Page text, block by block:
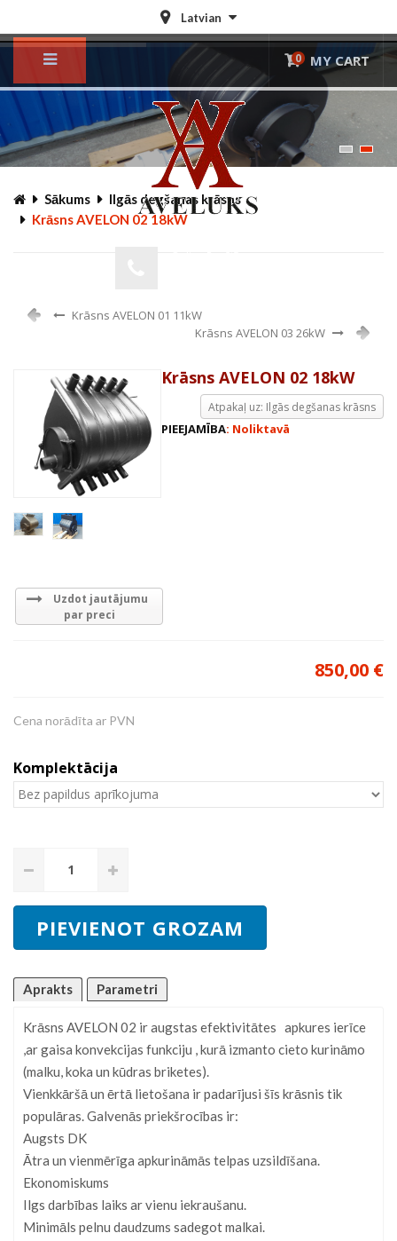
Latvian
0 MY CART
- by VinaGecko.com
Sākums
Ilgās degšanas krāsns
Krāsns AVELON 02 18kW
Krāsns AVELON 01 11kW
Krāsns AVELON 03 26kW
Uzdot jautājumu
par preci
Krāsns AVELON 02 18kW
Atpakaļ uz: Ilgās degšanas krāsns
PIEEJAMĪBA: Noliktavā
850,00 €
Cena norādīta ar PVN
Komplektācija
Aprakts Parametri
Krāsns AVELON 02 ir augstas efektivitātes apkures ierīce
,ar gaisa konvekcijas funkciju , kurā izmanto cieto kurināmo
(malku, koka un kūdras briketes).
Vienkkāršā un ērtā lietošana ir padarījusi šīs krāsnis tik
populāras. Galvenās priekšrocības ir:
Augsts DK
Ātra un vienmērīga apkurināmās telpas uzsildīšana.
Ekonomiskums
Ilgs darbības laiks ar vienu iekraušanu.
Minimāls pelnu daudzums sadegot malkai.